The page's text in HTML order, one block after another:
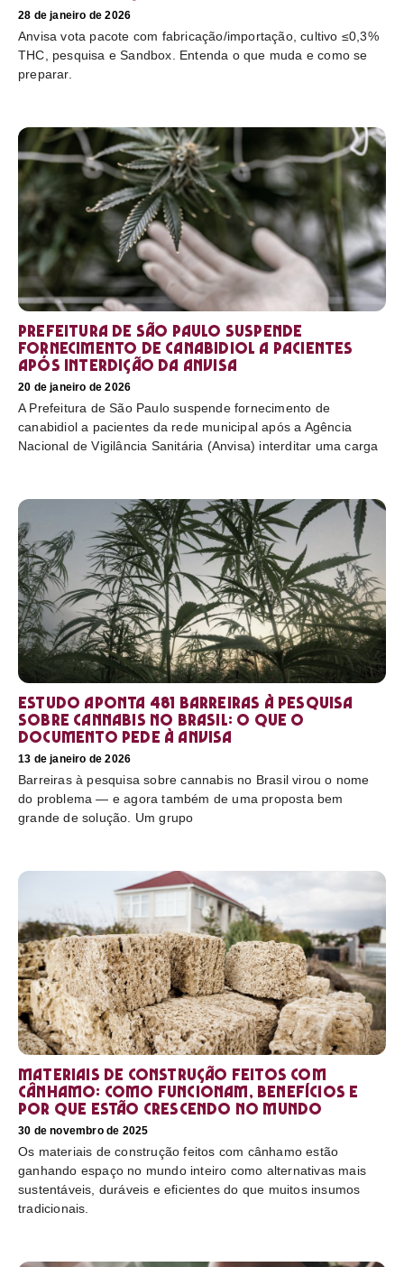
28 de janeiro de 2026
Anvisa vota pacote com fabricação/importação, cultivo ≤0,3%
THC, pesquisa e Sandbox. Entenda o que muda e como se
preparar.
Prefeitura de São Paulo suspende
fornecimento de canabidiol a pacientes
após interdição da Anvisa
20 de janeiro de 2026
A Prefeitura de São Paulo suspende fornecimento de
canabidiol a pacientes da rede municipal após a Agência
Nacional de Vigilância Sanitária (Anvisa) interditar uma carga
Estudo aponta 481 barreiras à pesquisa
sobre cannabis no Brasil: o que o
documento pede à Anvisa
13 de janeiro de 2026
Barreiras à pesquisa sobre cannabis no Brasil virou o nome
do problema — e agora também de uma proposta bem
grande de solução. Um grupo
Materiais de construção feitos com
cânhamo: como funcionam, benefícios e
por que estão crescendo no mundo
30 de novembro de 2025
Os materiais de construção feitos com cânhamo estão
ganhando espaço no mundo inteiro como alternativas mais
sustentáveis, duráveis e eficientes do que muitos insumos
tradicionais.